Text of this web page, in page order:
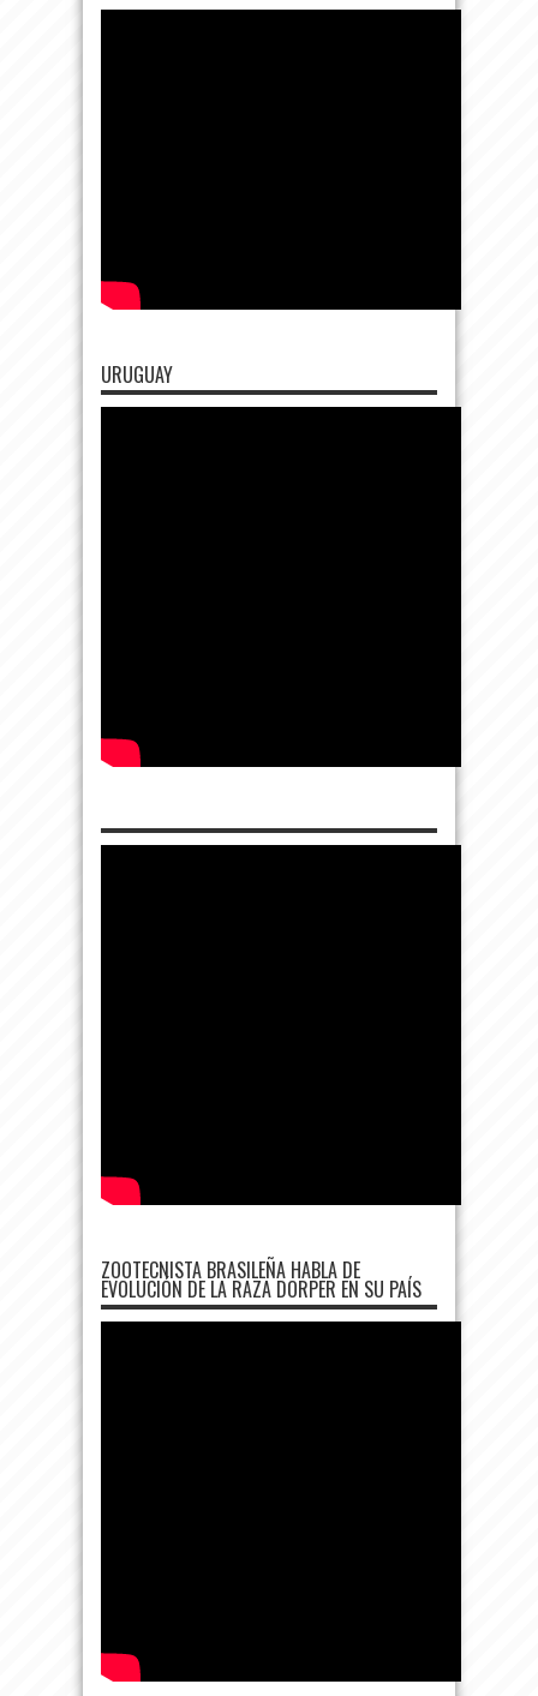
URUGUAY
ZOOTECNISTA BRASILEÑA HABLA DE
EVOLUCIÓN DE LA RAZA DORPER EN SU PAÍS